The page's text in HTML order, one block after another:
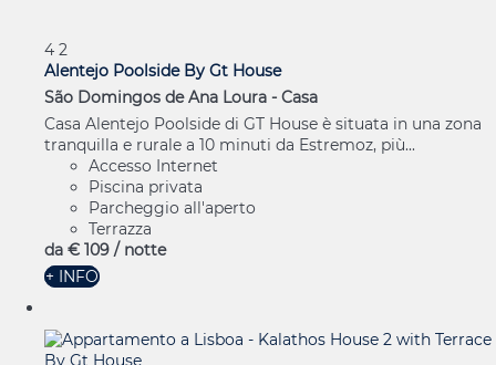
4 2
Alentejo Poolside By Gt House
São Domingos de Ana Loura - Casa
Casa Alentejo Poolside di GT House è situata in una zona
tranquilla e rurale a 10 minuti da Estremoz, più...
Accesso Internet
Piscina privata
Parcheggio all'aperto
Terrazza
da € 109 / notte
+ INFO